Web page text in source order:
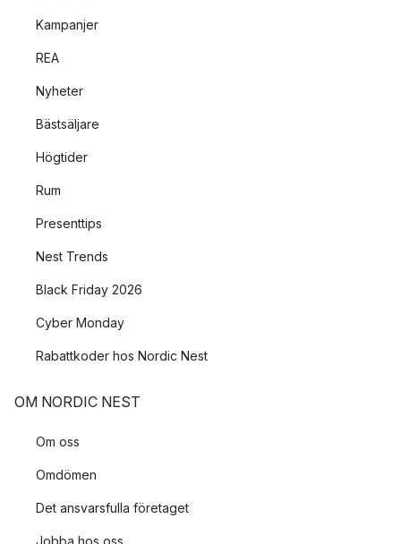
Kampanjer
REA
Nyheter
Bästsäljare
Högtider
Rum
Presenttips
Nest Trends
Black Friday 2026
Cyber Monday
Rabattkoder hos Nordic Nest
OM NORDIC NEST
Om oss
Omdömen
Det ansvarsfulla företaget
Jobba hos oss